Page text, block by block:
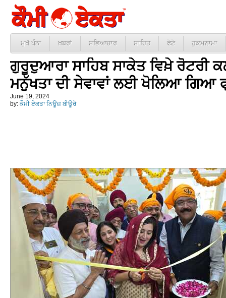
ਮੁਖੱ ਪੰਨਾ ਖ਼ਬਰਾਂ ਸਭਿਆਚਾਰ ਸਾਹਿਤ ਫੋਟੋ ਹੁਕਮਨਾਮਾ
ਗੁਰੂਦੁਆਰਾ ਸਾਹਿਬ ਸਾਕੇਤ ਵਿਖ਼ੇ ਰੋਟਰੀ
ਮਨੁੱਖਤਾ ਦੀ ਸੇਵਾਵਾਂ ਲਈ ਖੋਲਿਆ ਗਿਆ
June 19, 2024
by: ਕੌਮੀ ਏਕਤਾ ਨਿਊਜ਼ ਬੀਊਰੋ